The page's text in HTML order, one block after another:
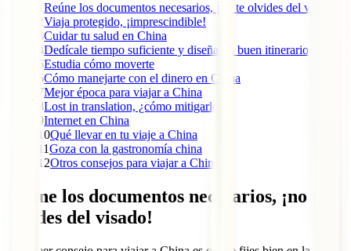
Reúne los documentos necesarios, ¡no te olvides del visado!
2Viaja protegido, ¡imprescindible!
3Cuidar tu salud en China
4Dedícale tiempo suficiente y diseña un buen itinerario
5Estudia cómo moverte
6Cómo manejarte con el dinero en China
7Mejor época para viajar a China
8Lost in translation, ¿cómo mitigarlo?
9Internet en China
10Qué llevar en tu viaje a China
11Goza con la gastronomía china
12Otros consejos para viajar a China
Reúne los documentos necesarios, ¡no te
olvides del visado!